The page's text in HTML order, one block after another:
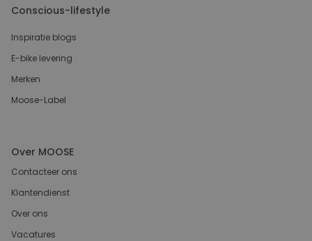
Conscious-lifestyle
Inspiratie blogs
E-bike levering
Merken
Moose-Label
Over MOOSE
Contacteer ons
Klantendienst
Over ons
Vacatures